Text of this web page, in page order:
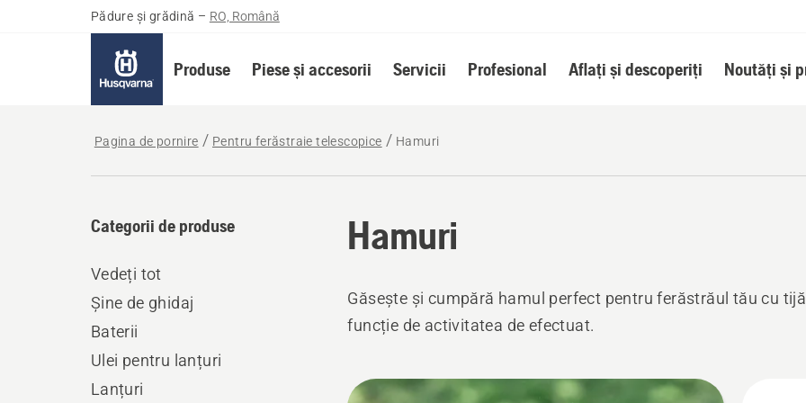
Pădure și grădină – RO, Română
Produse Piese și accesorii Servicii Profesional Aflați și descoperiți Noutăți și
Pagina de pornire Pentru ferăstraie telescopice Hamuri
Hamuri
Categorii de produse
Vedeți tot
Șine de ghidaj
Baterii
Ulei pentru lanțuri
Lanțuri
Găsește și cumpără hamul perfect pentru ferăstrăul tău cu
funcție de activitatea de efectuat.
Toate